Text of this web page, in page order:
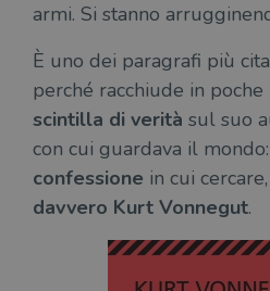
armi. Si stanno
È uno dei paragrafi più
perché racchiude in poche
scintilla di verità sul suo
con cui guardava il
confessione in cui
davvero Kurt Vonnegut.